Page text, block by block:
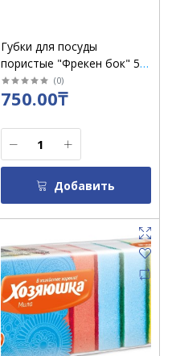
Губки для посуды
пористые "Фрекен бок" 5
шт / уп 5/2544
(0)
750.00₸
Добавить